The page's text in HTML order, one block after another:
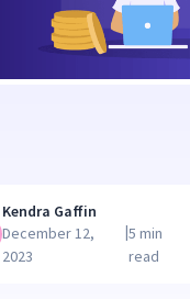
Kendra Gaffin
December 12,
2023
|5 min
read